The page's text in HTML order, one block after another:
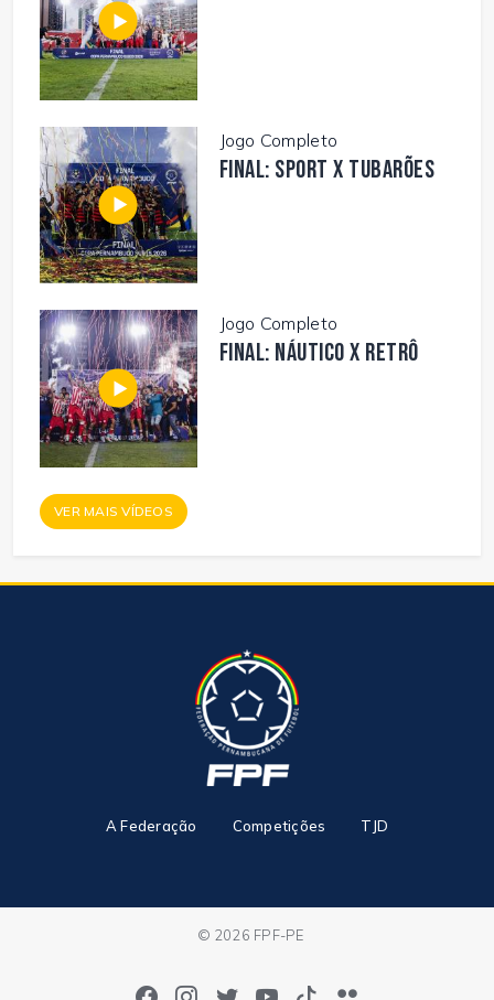
Jogo Completo
FINAL: SPORT X TUBARÕES
Jogo Completo
FINAL: NÁUTICO X RETRÔ
VER MAIS VÍDEOS
A Federação Competições TJD
© 2026 FPF-PE